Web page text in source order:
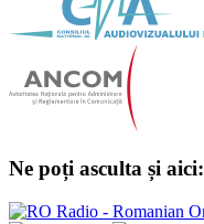
Ne poți asculta și aici: